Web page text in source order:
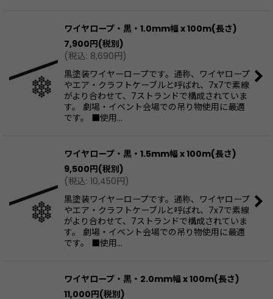
ワイヤロープ・黒・1.0mm幅 x 100m(長さ)
7,900円(税別)
(税込: 8,690円)
黒塗装ワイヤーロープです。通称、ワイヤロープ
やエア・クラフトケーブルと呼ばれ、7x7で素線
がより合わせて、7ストランドで構成されていま
す。 劇場・イベント会場での吊り物使用に最適
です。 ■使用…
ワイヤロープ・黒・1.5mm幅 x 100m(長さ)
9,500円(税別)
(税込: 10,450円)
黒塗装ワイヤーロープです。通称、ワイヤロープ
やエア・クラフトケーブルと呼ばれ、7x7で素線
がより合わせて、7ストランドで構成されていま
す。 劇場・イベント会場での吊り物使用に最適
です。 ■使用…
ワイヤロープ・黒・2.0mm幅 x 100m(長さ)
11,000円(税別)